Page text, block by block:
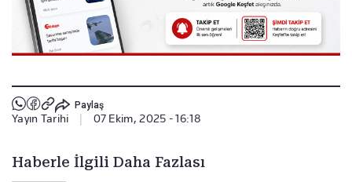
Paylaş
Yayın Tarihi 07 Ekim, 2025 - 16:18
Haberle İlgili Daha Fazlası